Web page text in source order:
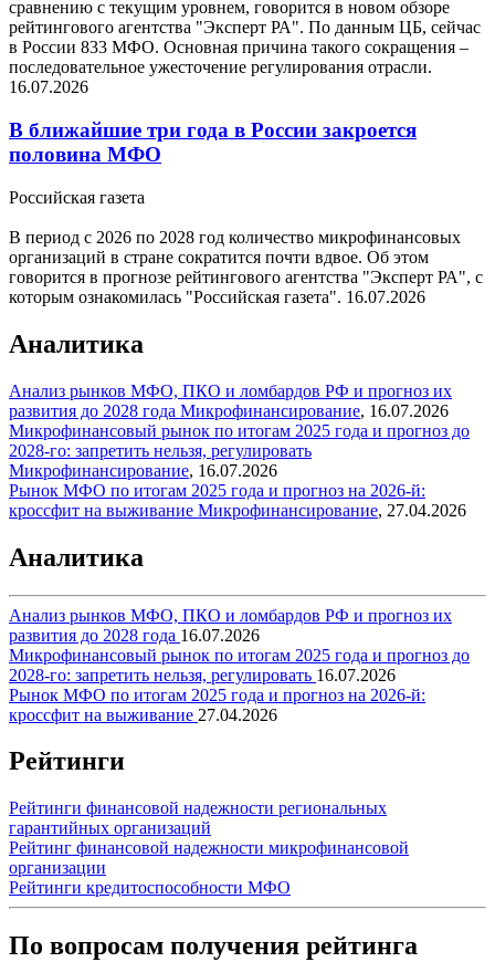
сравнению с текущим уровнем, говорится в новом обзоре
рейтингового агентства "Эксперт РА". По данным ЦБ, сейчас
в России 833 МФО. Основная причина такого сокращения –
последовательное ужесточение регулирования отрасли.
16.07.2026
В ближайшие три года в России закроется
половина МФО
Российская газета
В период с 2026 по 2028 год количество микрофинансовых
организаций в стране сократится почти вдвое. Об этом
говорится в прогнозе рейтингового агентства "Эксперт РА", с
которым ознакомилась "Российская газета". 16.07.2026
Аналитика
Анализ рынков МФО, ПКО и ломбардов РФ и прогноз их
развития до 2028 года Микрофинансирование, 16.07.2026
Микрофинансовый рынок по итогам 2025 года и прогноз до
2028-го: запретить нельзя, регулировать
Микрофинансирование, 16.07.2026
Рынок МФО по итогам 2025 года и прогноз на 2026-й:
кроссфит на выживание Микрофинансирование, 27.04.2026
Аналитика
Анализ рынков МФО, ПКО и ломбардов РФ и прогноз их
развития до 2028 года 16.07.2026
Микрофинансовый рынок по итогам 2025 года и прогноз до
2028-го: запретить нельзя, регулировать 16.07.2026
Рынок МФО по итогам 2025 года и прогноз на 2026-й:
кроссфит на выживание 27.04.2026
Рейтинги
Рейтинги финансовой надежности региональных
гарантийных организаций
Рейтинг финансовой надежности микрофинансовой
организации
Рейтинги кредитоспособности МФО
По вопросам получения рейтинга